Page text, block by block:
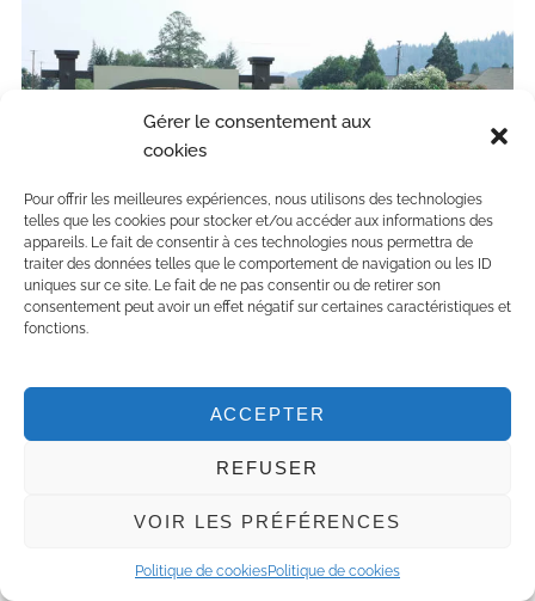
Gérer le consentement aux
cookies
Pour offrir les meilleures expériences, nous utilisons des technologies
telles que les cookies pour stocker et/ou accéder aux informations des
appareils. Le fait de consentir à ces technologies nous permettra de
traiter des données telles que le comportement de navigation ou les ID
uniques sur ce site. Le fait de ne pas consentir ou de retirer son
consentement peut avoir un effet négatif sur certaines caractéristiques et
fonctions.
ACCEPTER
REFUSER
VOIR LES PRÉFÉRENCES
Politique de cookiesPolitique de cookies
jambes commençaient vraiment à fatiguer, et en plus
c’est l’endroit où nous allions manger.
Amista, c’est un lieu haut en couleurs
bordeaux et jaunes où sont accrochés des tableaux
y règne en plus le staff est très sympathique.